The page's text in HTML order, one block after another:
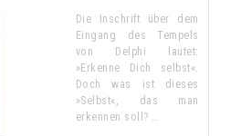
Die Inschrift über dem
Eingang des Tempels
von Delphi lautet:
»Erkenne Dich selbst«.
Doch was ist dieses
»Selbst«, das man
erkennen soll? …